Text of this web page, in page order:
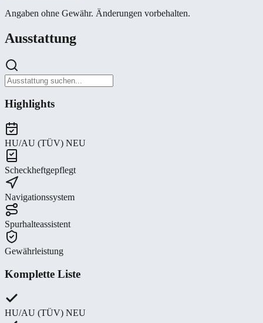
Angaben ohne Gewähr. Änderungen vorbehalten.
Ausstattung
Highlights
HU/AU (TÜV) NEU
Scheckheftgepflegt
Navigationssystem
Spurhalteassistent
Gewährleistung
Komplette Liste
HU/AU (TÜV) NEU